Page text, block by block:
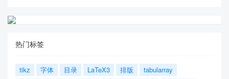
热门标签
tikz 字体 目录 LaTeX3 排版
tabularray